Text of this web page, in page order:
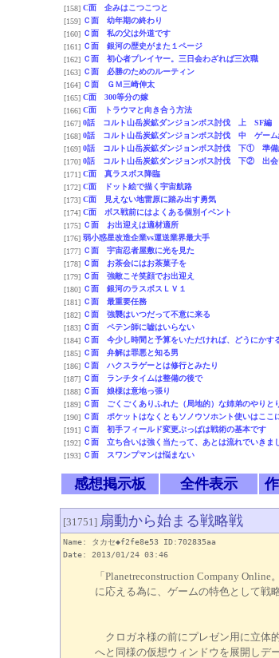
[158] C面 企みはこつこつと
[159] Ｃ面 幼年期の終わり
[160] Ｃ面 私の父は外道です
[161] Ｃ面 銀河の歴史がまた１ページ
[162] Ｃ面 初心者プレイヤー。三日会わざれば三次職
[163] Ｃ面 必勝のためのルーティン
[164] Ｃ面 ＧＭ三崎伸太
[165] C面 300等分の嫁
[166] C面 トラウマと向き合う方法
[167] 0話 コルト山岳炭鉱ダンジョンボス討伐 上 SF編
[168] 0話 コルト山岳炭鉱ダンジョンボス討伐 中 ゲーム
[169] 0話 コルト山岳炭鉱ダンジョンボス討伐 下① 準備
[170] 0話 コルト山岳炭鉱ダンジョンボス討伐 下② 出会
[171] C面 真ラスボス降臨
[172] C面 ドット絵で描く宇宙航路
[173] C面 見えない地雷原に踏み出す勇気
[174] C面 ボス戦前にはよくある個別イベント
[175] Ｃ面 お出迎えは適材適所
[176] 弱小惑星改造企業vs運送業界最大手
[177] Ｃ面 宇宙忍者屋敷に光を見た
[178] Ｃ面 お茶会にはお茶菓子を
[179] Ｃ面 強敵こそ笑顔でお出迎え
[180] Ｃ面 銀河のラスボスＬＶ１
[181] Ｃ面 最重要任務
[182] Ｃ面 強襲はいつだって不意に来る
[183] Ｃ面 ペテン師に嘘はいらない
[184] Ｃ面 今少し時間と予算をいただければ、どうにかす
[185] Ｃ面 弁解は罪悪と知る男
[186] Ｃ面 ハクスラゲーとは修行とみたり
[187] Ｃ面 ランチタイムは整備の後で
[188] Ｃ面 娘様は意地っ張り
[189] Ｃ面 ごくごくありふれた（局地的）な姉弟のやりと
[190] Ｃ面 ポケットはなくともソノウソホント使いはここ
[191] Ｃ面 初手フィールド変更ぶっぱは戦術の基本です
[192] Ｃ面 立ち合いは強く当たって、あとは流れでいきま
[193] Ｃ面 スワンプマンは悩まない
感想掲示板 全件表示
[31751] 扇動から始まる戦略戦
Name: タカセ◆f2fe8e53 ID:702835aa
Date: 2013/01/24 03:46
「Planetreconstruction Company
に応える為に、ゲームの特色として戦
クロガネ様の前にプレゼン用に立体
へと同様の仮想ウィンドウを展開しデ